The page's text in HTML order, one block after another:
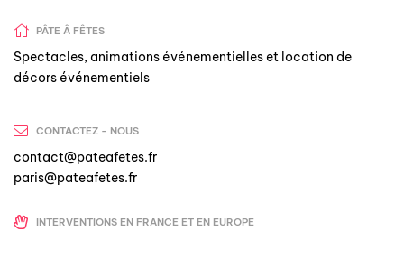
PÂTE Â FÊTES
Spectacles, animations événementielles et location de
décors événementiels
CONTACTEZ - NOUS
contact@pateafetes.fr
paris@pateafetes.fr
INTERVENTIONS EN FRANCE ET EN EUROPE